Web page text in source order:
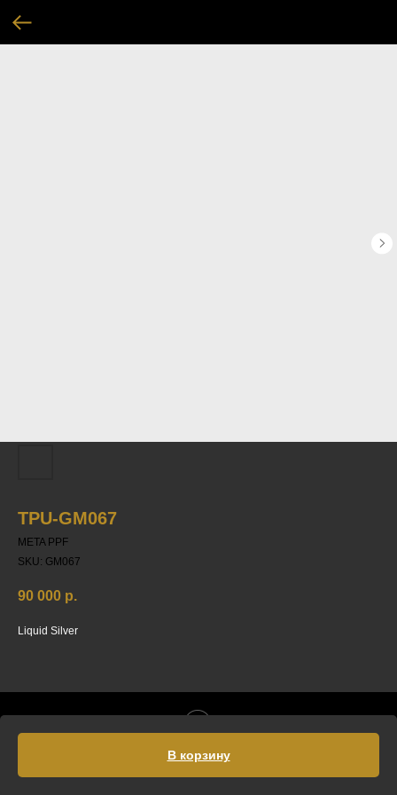
TPU-GM067
META PPF
SKU: GM067
90 000 р.
В корзину
Liquid Silver